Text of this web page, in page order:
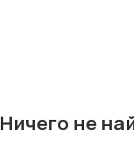
Ничего не